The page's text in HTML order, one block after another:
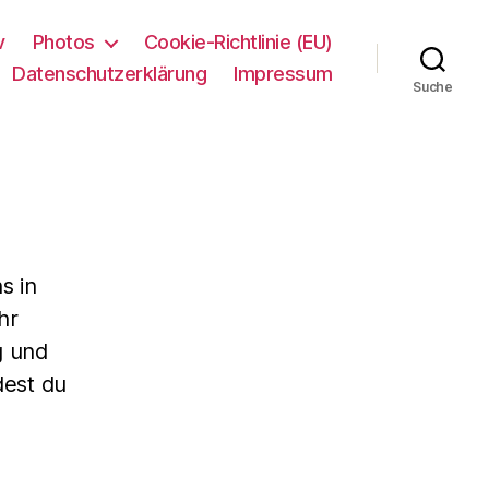
Photos
Cookie-Richtlinie (EU)
Datenschutzerklärung
Impressum
Suche
in
und
du